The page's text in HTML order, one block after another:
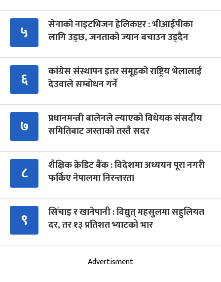
५
सेनाको नाइटभिजन हेलिकप्टर : भीआईपीका
लागि उड्छ, जनताको ज्यान बचाउन उड्दैन
६
कांग्रेस संस्थापन इतर समूहको राष्ट्रिय भेलालाई
देउवाले सम्बोधन गर्ने
७
प्रधानमन्त्री बालेनले ल्याएको विधेयक संसदीय
समितिबाट जस्ताको तस्तै सदर
८
शैक्षिक क्रेडिट बैंक : विदेशमा अध्ययन पूरा नगरी
फर्किए नेपालमा निरन्तरता
९
सिँचाइ र खानेपानी : विद्युत् महसुलमा सहुलियत
दर, तर १३ प्रतिशत भ्याटको भार
Advertisment